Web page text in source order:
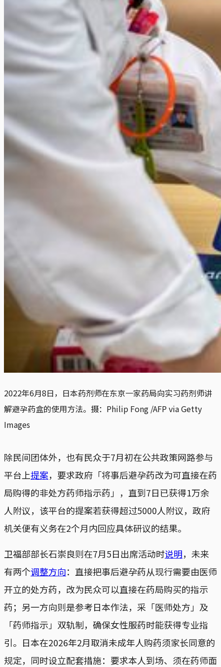
2022年6月8日，日本药剂师在东京一家药局向实习药剂师讲
解避孕药盒的使用方法。摄：Philip Fong /AFP via Getty
Images
除民间团体外，也有民众于7月初在公共政策网路参与
平台上提案，要求政府「将事后避孕药改为可直接在药
局购得的非处方药师指示药」，直到7日已获得1万余
人附议，该平台的提案若获得超过5000人附议，政府
机关便有义务在2个月内回应具体研议的结果。
卫福部部长石崇良则在7月5日出席活动时说明，未来
有两个调整方向：直接把事后避孕药从现行需要由医师
开立的处方药，改为民众可以直接在药局购买的指示
药；另一方向则是参考日本作法，采「医师处方」及
「药师指示」双轨制，确保女性服药时能获得专业指
引。日本在2026年2月取消未成年人购药须家长同意的
规定，同时设立配套措施：要求本人到场、须在药师面